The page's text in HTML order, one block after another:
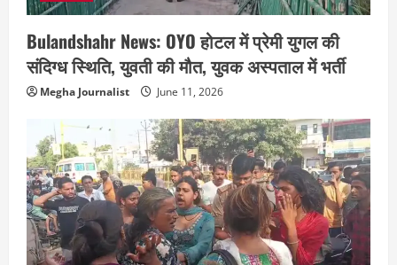
Bulandshahr News: OYO होटल में प्रेमी युगल की
संदिग्ध स्थिति, युवती की मौत, युवक अस्पताल में भर्ती
Megha Journalist June 11, 2026